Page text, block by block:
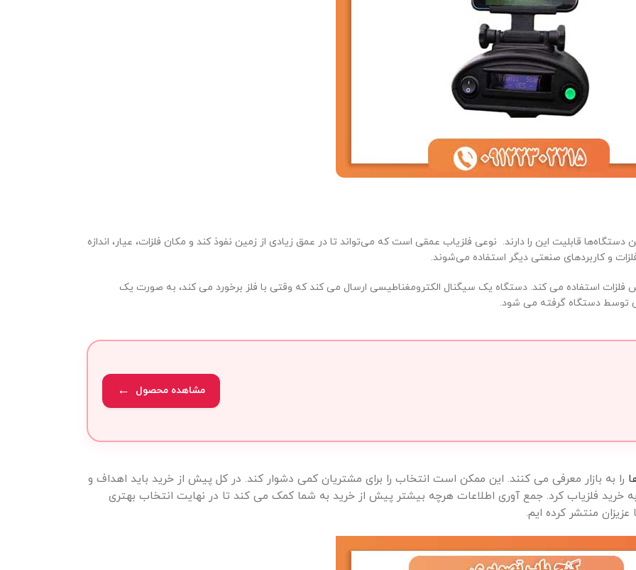
قابلیت این را دارند. نوعی فلزیاب عمقی است که می‌تواند تا در عمق زیادی از زمین نفوذ کند و مکان فلزات، عیار، اندازه
و کاربردهای صنعتی دیگر استفاده می‌شوند.
استفاده می کند. دستگاه یک سیگنال الکترومغناطیسی ارسال می کند که وقتی با فلز برخورد می کند، به صورت یک
توسط دستگاه گرفته می شود.
مشاهده محصول
را به بازار معرفی می کنند. این ممکن است انتخاب را برای مشتریان کمی دشوار کند. در کل پیش از خرید باید اهداف و
به خرید فلزیاب کرد. جمع آوری اطلاعات هرچه بیشتر پیش از خرید به شما کمک می کند تا در نهایت انتخاب بهتری
منتشر کرده ایم.